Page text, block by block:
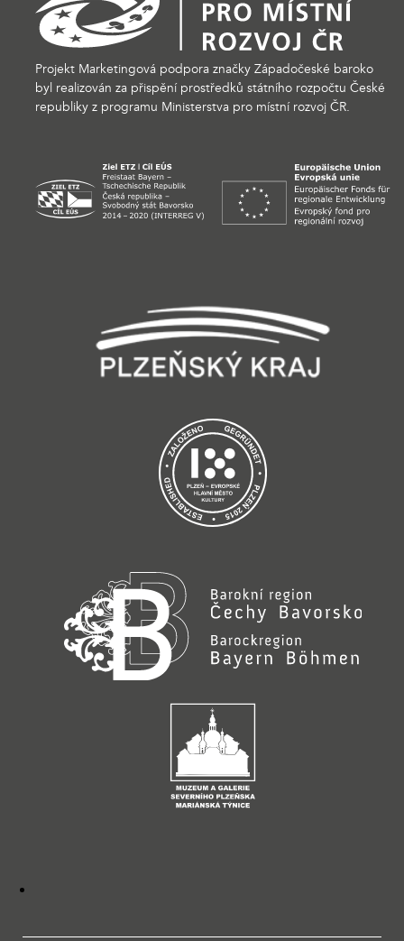
Projekt Marketingová podpora značky Západočeské baroko
byl realizován za přispění prostředků státního rozpočtu České
republiky z programu Ministerstva pro místní rozvoj ČR.